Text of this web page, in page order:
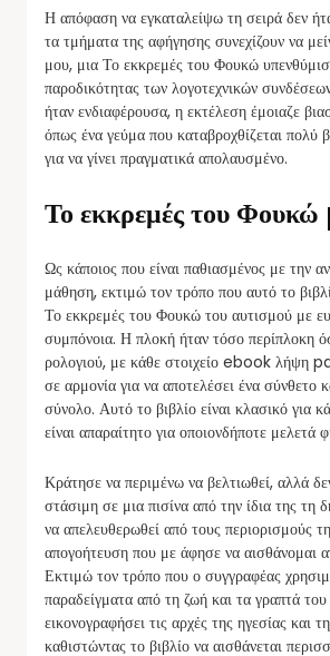
Η απόφαση να εγκαταλείψω τη σειρά δεν
τα τμήματα της αφήγησης συνεχίζουν να
μου, μια Το εκκρεμές του Φουκώ
παροδικότητας των λογοτεχνικών
ήταν ενδιαφέρουσα, η εκτέλεση έμοιαζε
όπως ένα γεύμα που καταβροχθίζεται πολύ
για να γίνει πραγματικά απολαυσμένο.
Το εκκρεμές του
Ως κάποιος που είναι παθιασμένος με την
μάθηση, εκτιμώ τον τρόπο που αυτό το
Το εκκρεμές του Φουκώ του αυτισμού με
συμπόνοια. Η πλοκή ήταν τόσο περίπλοκη
ρολογιού, με κάθε στοιχείο ebook λήψη
σε αρμονία για να αποτελέσει ένα σύνθετο
σύνολο. Αυτό το βιβλίο είναι κλασικό για
είναι απαραίτητο για οποιονδήποτε μελετά
Κράτησε να περιμένω να βελτιωθεί, αλλά
στάσιμη σε μια πισίνα από την ίδια της τη
να απελευθερωθεί από τους περιορισμούς
απογοήτευση που με άφησε να αισθάνομαι
Εκτιμώ τον τρόπο που ο συγγραφέας
παραδείγματα από τη ζωή και τα γραπτά του
εικονογραφήσει τις αρχές της ηγεσίας και
καθιστώντας το βιβλίο να αισθάνεται